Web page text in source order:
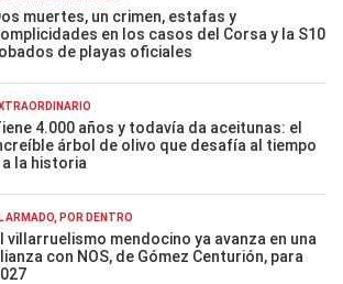
muertes, un crimen, estafas y
en los casos del Corsa y la S10
de playas oficiales
4.000 años y todavía da aceitunas: el
árbol de olivo que desafía al tiempo
a la historia
ARMADO, POR DENTRO
villarruelismo mendocino ya avanza en una
con NOS, de Gómez Centurión, para